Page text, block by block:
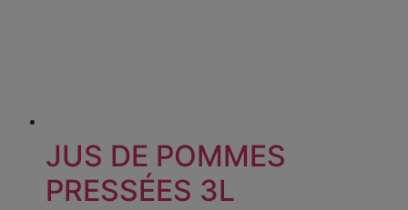
JUS DE POMMES
PRESSÉES 3L